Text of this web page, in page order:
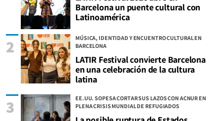
Barcelona un puente cultural con
Latinoamérica
MÚSICA, IDENTIDAD Y ENCUENTRO CULTURAL EN
BARCELONA
LATIR Festival convierte Barcelona
en una celebración de la cultura
latina
2
EE.UU. SOPESA CORTAR SUS LAZOS CON ACNUR EN
PLENA CRISIS MUNDIAL DE REFUGIADOS
3